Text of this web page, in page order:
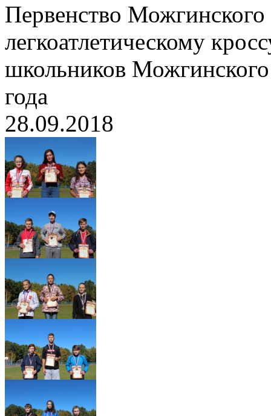
Первенство
легкоатлетическому
школьников
года
28.09.2018